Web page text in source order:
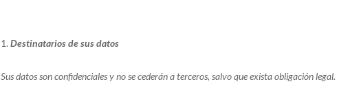
Destinatarios de sus datos
Sus datos son confidenciales y no se cederán a terceros, salvo que exista obligación legal.